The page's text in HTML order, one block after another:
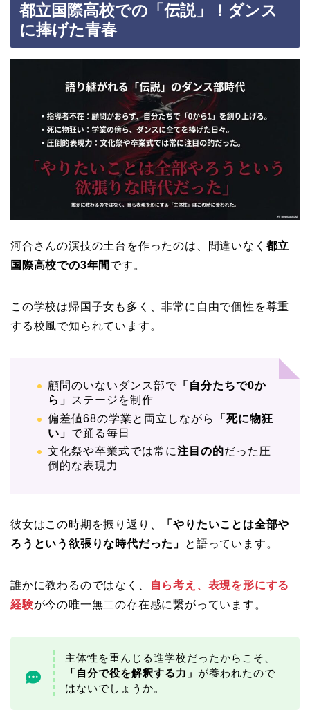
都立国際高校での「伝説」！ダンス
に捧げた青春
河合さんの演技の土台を作ったのは、間違いなく 都立
国際高校での3年間 です。
この学校は帰国子女も多く、非常に自由で個性を尊重
する校風で知られています。
顧問のいないダンス部で 「自分たちで0か
ら」
ステージを制作
偏差値68の学業と両立しながら
「死に物狂
い」 で踊る毎日
文化祭や卒業式では常に注目の的だった圧
倒的な表現力
彼女はこの時期を振り返り、
「やりたいことは全部や
ろうという欲張りな時代だった」
と語っています。
誰かに教わるのではなく、
自ら考え、表現を形にする
経験が今の唯一無二の存在感に繋がっています。
主体性を重んじる進学校だったからこそ、
「自分で役を解釈する力」 が養われたので
はないでしょうか。